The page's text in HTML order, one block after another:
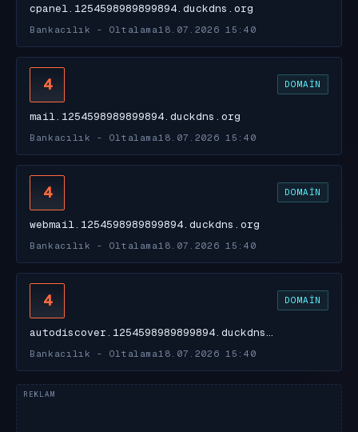
cpanel.1254598989899894.duckdns.org
Bankacılık - Oltalama 18.07.2026 15:40
4 DOMAIN
mail.1254598989899894.duckdns.org
Bankacılık - Oltalama 18.07.2026 15:40
4 DOMAIN
webmail.1254598989899894.duckdns.org
Bankacılık - Oltalama 18.07.2026 15:40
4 DOMAIN
autodiscover.1254598989899894.duckdns…
Bankacılık - Oltalama 18.07.2026 15:40